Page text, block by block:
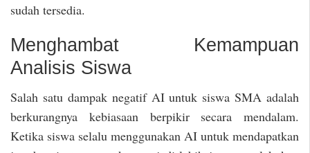
sudah tersedia.
Menghambat Kemampuan
Analisis Siswa
Salah satu dampak negatif AI untuk siswa SMA adalah
berkurangnya kebiasaan berpikir secara mendalam.
Ketika siswa selalu menggunakan AI untuk mendapatkan